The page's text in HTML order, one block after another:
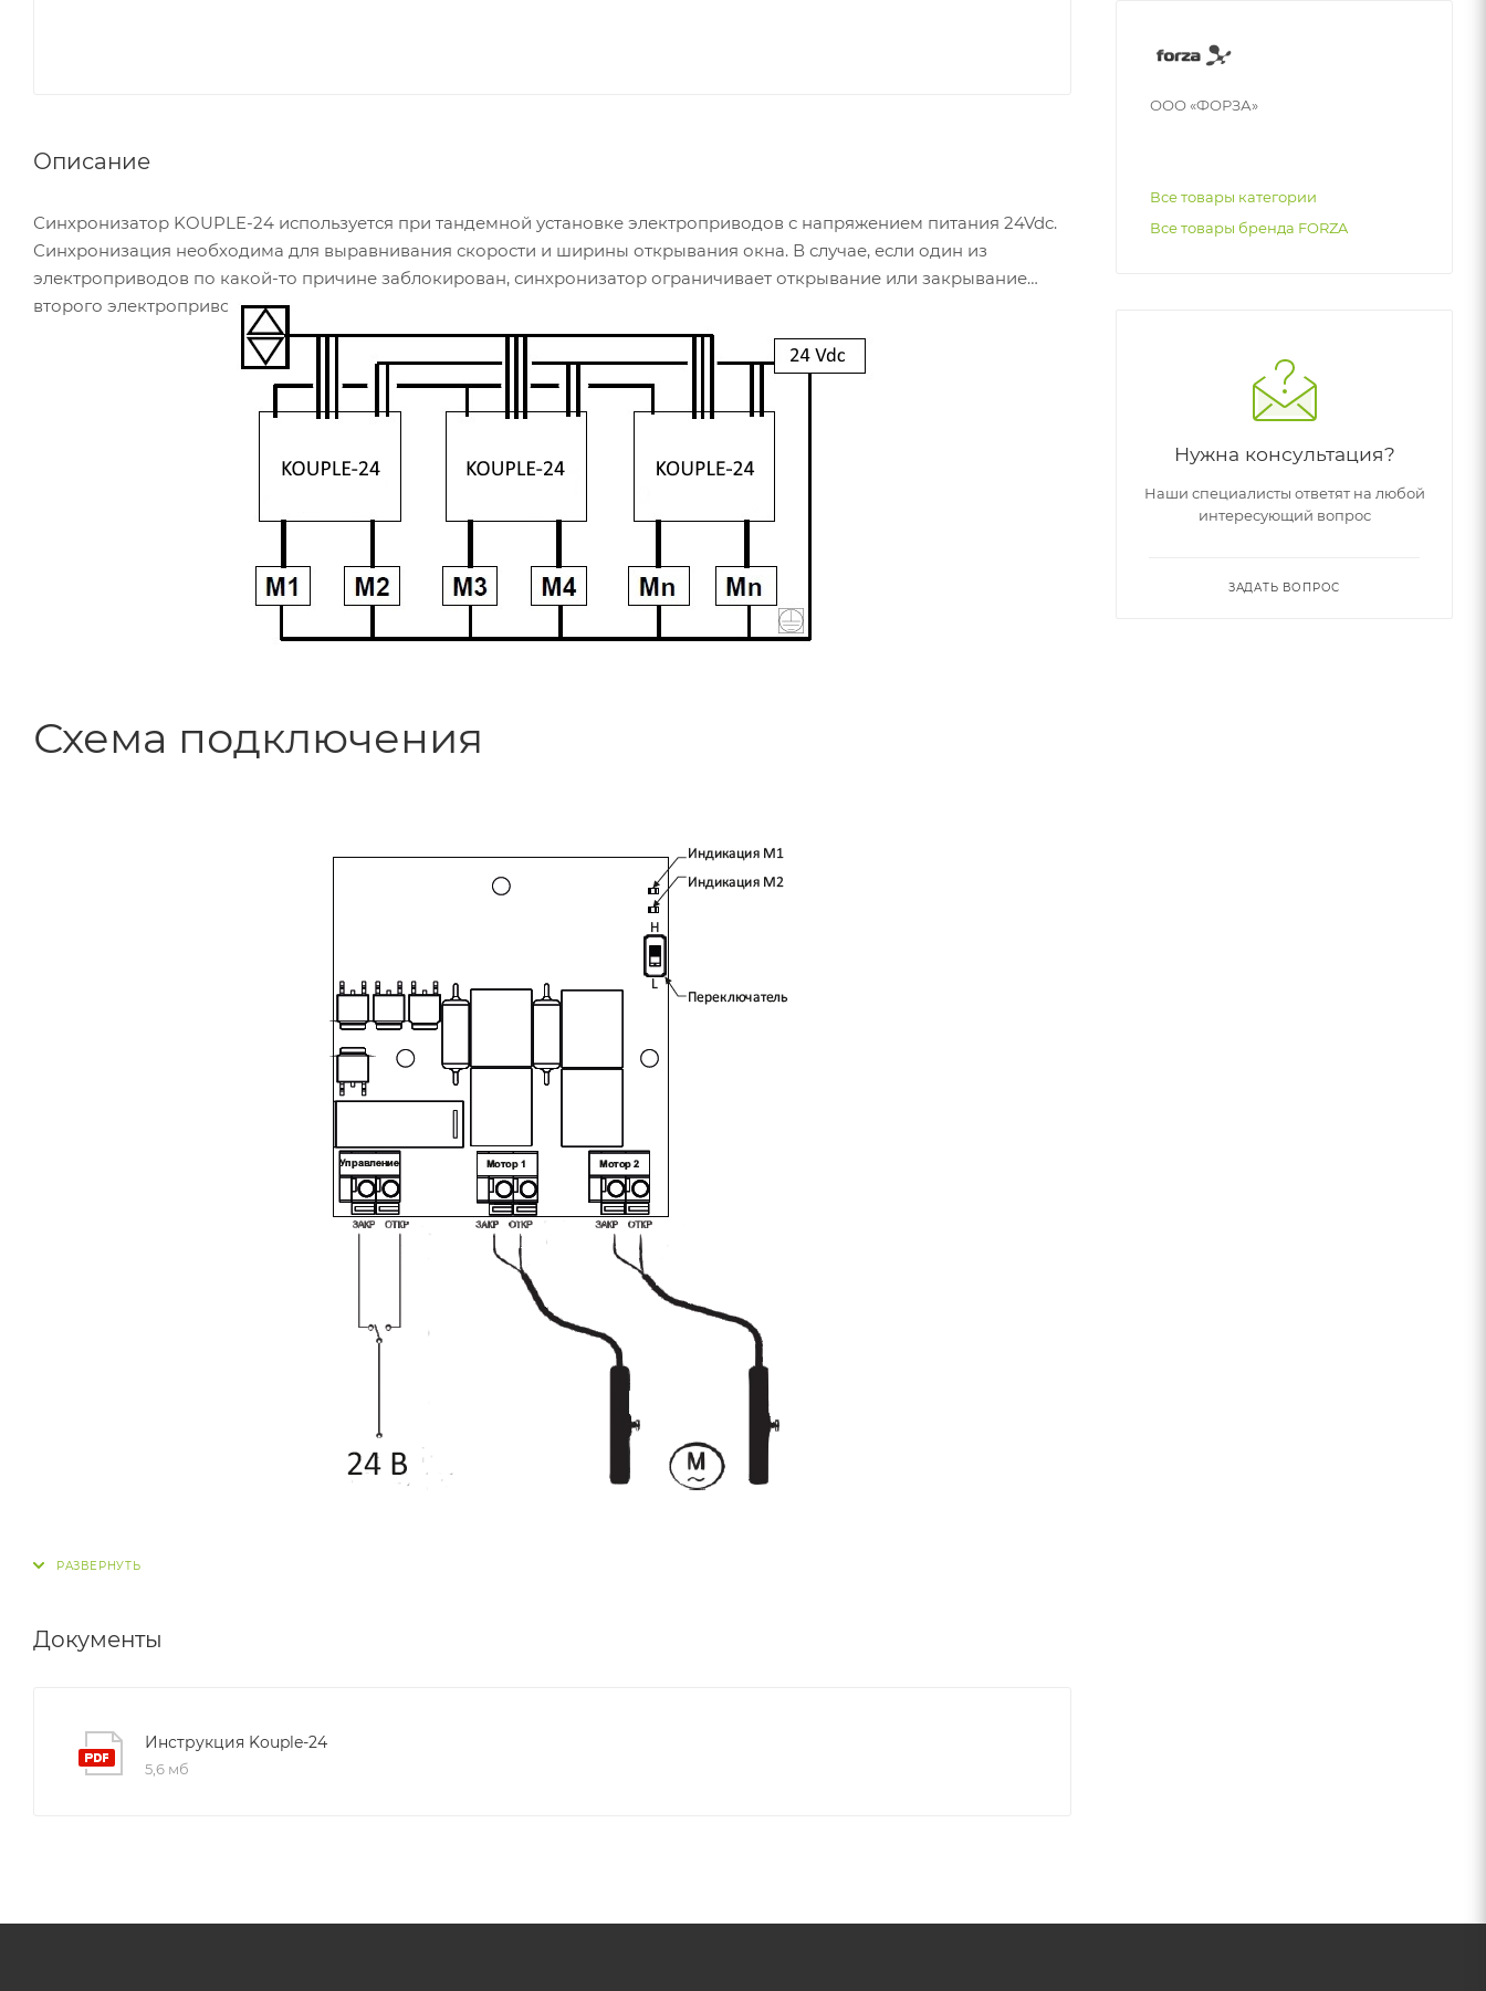
Описание
Синхронизатор KOUPLE-24 используется при тандемной установке электроприводов с напряжением питания 24Vdc.
Синхронизация необходима для выравнивания скорости и ширины открывания окна. В случае, если один из
электроприводов по какой-то причине заблокирован, синхронизатор ограничивает открывание или закрывание
второго электропривода в паре для исключения поломки створки окна.
Схема подключения
Документы
Инструкция Kouple-24
5,6 мб
ООО «ФОРЗА»
Все товары категории
Все товары бренда FORZA
Нужна консультация?
Наши специалисты ответят на любой
интересующий вопрос
ЗАДАТЬ ВОПРОС